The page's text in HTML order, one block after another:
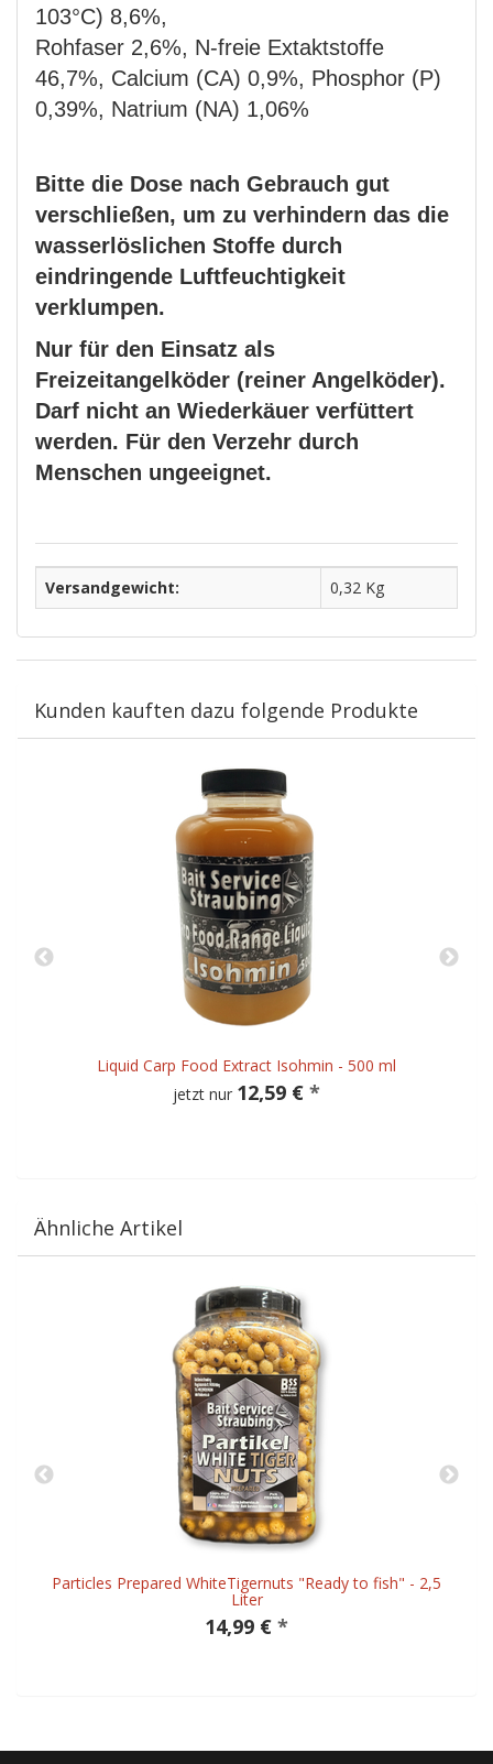
103°C) 8,6%,
Rohfaser 2,6%, N-freie Extaktstoffe
46,7%, Calcium (CA) 0,9%, Phosphor (P)
0,39%, Natrium (NA) 1,06%
Bitte die Dose nach Gebrauch gut
verschließen, um zu verhindern das die
wasserlöslichen Stoffe durch
eindringende Luftfeuchtigkeit
verklumpen.
Nur für den Einsatz als
Freizeitangelköder (reiner Angelköder).
Darf nicht an Wiederkäuer verfüttert
werden. Für den Verzehr durch
Menschen ungeeignet.
Versandgewicht: 0,32 Kg
Kunden kauften dazu folgende Produkte
Liquid Carp Food Extract Isohmin - 500 ml
jetzt nur 12,59 € *
Ähnliche Artikel
Particles Prepared WhiteTigernuts "Ready to fish" - 2,5
Liter
14,99 € *